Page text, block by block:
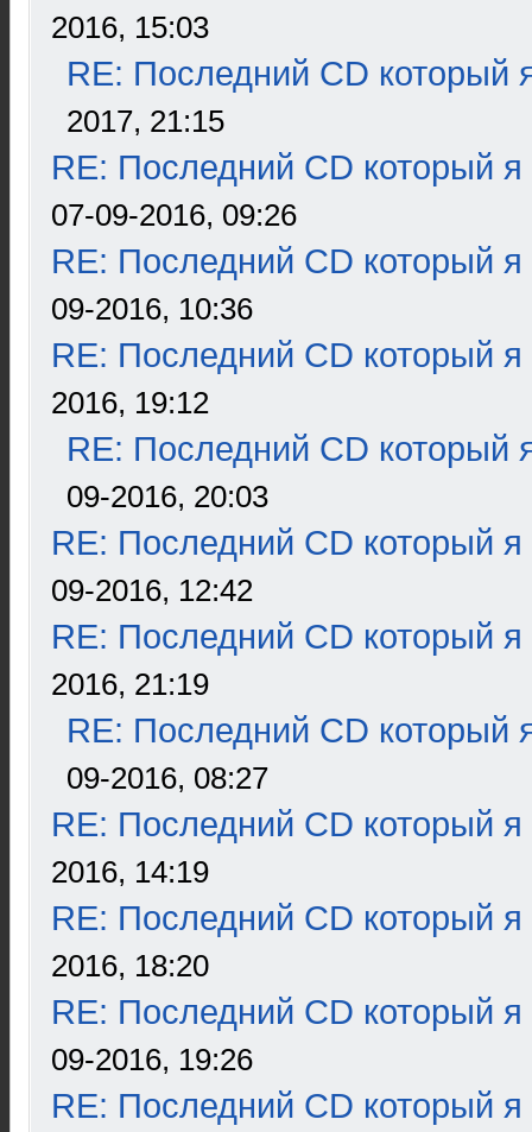
2016, 15:03
RE: Последний CD который
2017, 21:15
RE: Последний CD который я
07-09-2016, 09:26
RE: Последний CD который я
09-2016, 10:36
RE: Последний CD который я
2016, 19:12
RE: Последний CD который
09-2016, 20:03
RE: Последний CD который я
09-2016, 12:42
RE: Последний CD который я
2016, 21:19
RE: Последний CD который
09-2016, 08:27
RE: Последний CD который я
2016, 14:19
RE: Последний CD который я
2016, 18:20
RE: Последний CD который я
09-2016, 19:26
RE: Последний CD который я